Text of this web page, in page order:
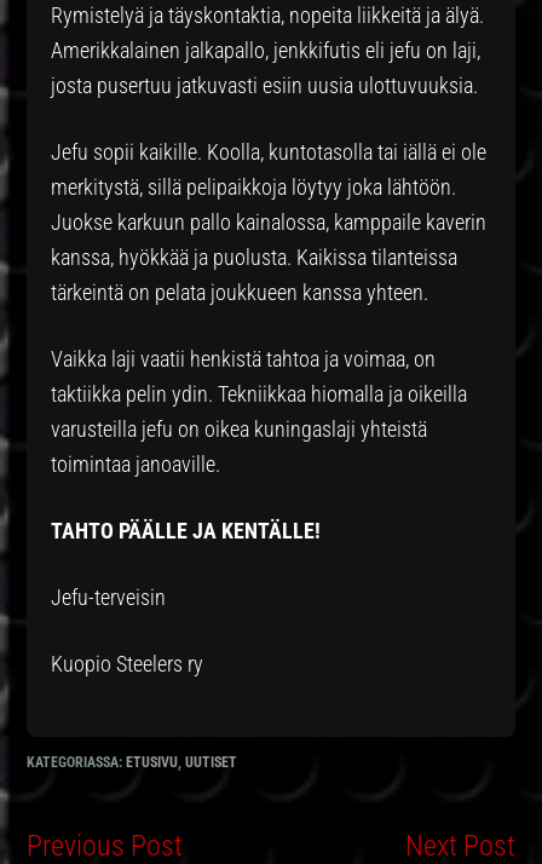
Rymistelyä ja täyskontaktia, nopeita liikkeitä ja älyä.
Amerikkalainen jalkapallo, jenkkifutis eli jefu on laji,
josta pusertuu jatkuvasti esiin uusia ulottuvuuksia.
Jefu sopii kaikille. Koolla, kuntotasolla tai iällä ei ole
merkitystä, sillä pelipaikkoja löytyy joka lähtöön.
Juokse karkuun pallo kainalossa, kamppaile kaverin
kanssa, hyökkää ja puolusta. Kaikissa tilanteissa
tärkeintä on pelata joukkueen kanssa yhteen.
Vaikka laji vaatii henkistä tahtoa ja voimaa, on
taktiikka pelin ydin. Tekniikkaa hiomalla ja oikeilla
varusteilla jefu on oikea kuningaslaji yhteistä
toimintaa janoaville.
TAHTO PÄÄLLE JA KENTÄLLE!
Jefu-terveisin
Kuopio Steelers ry
KATEGORIASSA:ETUSIVU,UUTISET
Previous Post Next Post